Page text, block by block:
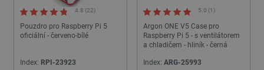
Pouzdro pro Raspberry Pi 5
oficiální - červeno-bílé
4.8 (22)
Index: RPI-23923
Argon ONE V5 Case pro
Raspberry Pi 5 - s ventilátorem
a chladičem - hliník - černá
5.0 (1)
Index: ARG-25993